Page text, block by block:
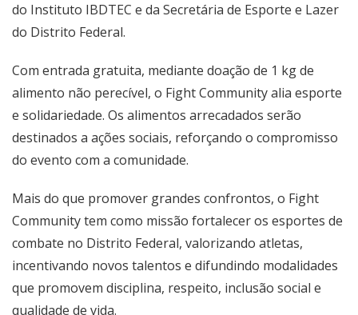
do Instituto IBDTEC e da Secretária de Esporte e Lazer
do Distrito Federal.
Com entrada gratuita, mediante doação de 1 kg de
alimento não perecível, o Fight Community alia esporte
e solidariedade. Os alimentos arrecadados serão
destinados a ações sociais, reforçando o compromisso
do evento com a comunidade.
Mais do que promover grandes confrontos, o Fight
Community tem como missão fortalecer os esportes de
combate no Distrito Federal, valorizando atletas,
incentivando novos talentos e difundindo modalidades
que promovem disciplina, respeito, inclusão social e
qualidade de vida.